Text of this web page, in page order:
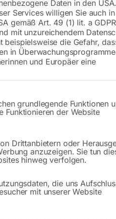
€318,00
zzgl.Versandkosten
ca. 5 - 10 Werktage
Standard (Österreich):
Sie haben
Gerne
Anfrageformular
Daten in den
Services willigen Sie auch
gemäß Art. 49 (1) lit. a
mit unzureichendem
beispielsweise die Gefahr,
in
und Europäer eine
für die eine Einwilligung erteilt
grundlegende Funktionen
Funktionieren der Website
Drittanbietern oder
anzuzeigen. Sie tun
hinweg verfolgen.
die uns
mit unserer Website